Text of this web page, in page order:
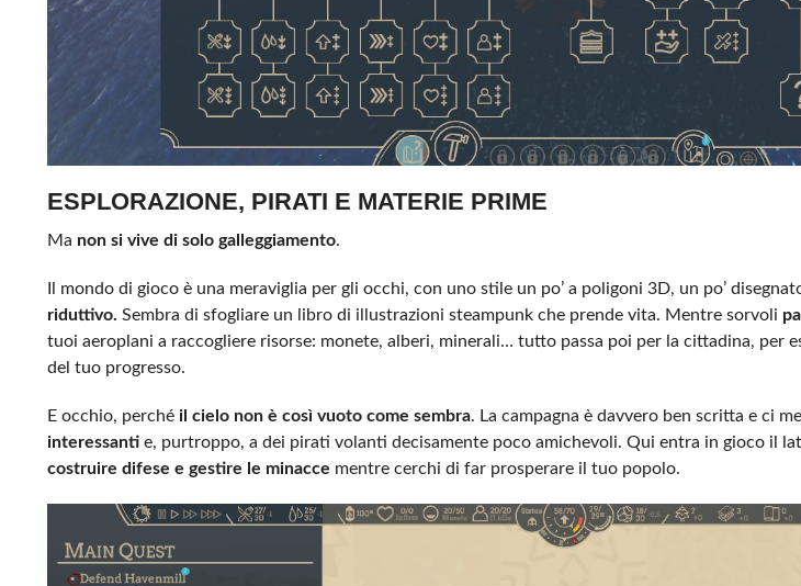
ESPLORAZIONE, PIRATI E MATERIE PRIME
Ma non si vive di solo galleggiamento.
Il mondo di gioco è una meraviglia per gli occhi, con uno stile un po’ a poligoni 3D, un po’
riduttivo. Sembra di sfogliare un libro di illustrazioni steampunk che prende vita. Mentre sorvoli
tuoi aeroplani a raccogliere risorse: monete, alberi, minerali… tutto passa poi per la cittadina, per
del tuo progresso.
E occhio, perché il cielo non è così vuoto come sembra. La campagna è davvero ben scritta e ci
interessantie, purtroppo, a dei pirati volanti decisamente poco amichevoli. Qui entra in gioco il
costruire difese e gestire le minacce mentre cerchi di far prosperare il tuo popolo.